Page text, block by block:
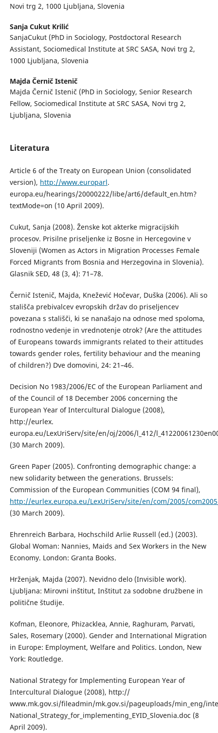
Novi trg 2, 1000 Ljubljana, Slovenia
Sanja Cukut Krilić
SanjaCukut (PhD in Sociology, Postdoctoral Research
Assistant, Sociomedical Institute at SRC SASA, Novi trg 2,
1000 Ljubljana, Slovenia
Majda Černič Istenič
Majda Černič Istenič (PhD in Sociology, Senior Research
Fellow, Sociomedical Institute at SRC SASA, Novi trg 2,
Ljubljana, Slovenia
Literatura
Article 6 of the Treaty on European Union (consolidated
version), http://www.europarl.
europa.eu/hearings/20000222/libe/art6/default_en.htm?
textMode=on (10 April 2009).
Cukut, Sanja (2008). Ženske kot akterke migracijskih
procesov. Prisilne priseljenke iz Bosne in Hercegovine v
Sloveniji (Women as Actors in Migration Processes Female
Forced Migrants from Bosnia and Herzegovina in Slovenia).
Glasnik SED, 48 (3, 4): 71–78.
Černič Istenič, Majda, Knežević Hočevar, Duška (2006). Ali so
stališča prebivalcev evropskih držav do priseljencev
povezana s stališči, ki se nanašajo na odnose med spoloma,
rodnostno vedenje in vrednotenje otrok? (Are the attitudes
of Europeans towards immigrants related to their attitudes
towards gender roles, fertility behaviour and the meaning
of children?) Dve domovini, 24: 21–46.
Decision No 1983/2006/EC of the European Parliament and
of the Council of 18 December 2006 concerning the
European Year of Intercultural Dialogue (2008),
http://eurlex.
europa.eu/LexUriServ/site/en/oj/2006/l_412/
(30 March 2009).
Green Paper (2005). Confronting demographic change: a
new solidarity between the generations. Brussels:
Commission of the European Communities (COM 94 final),
http://eurlex.europa.eu/LexUriServ/site/en/com/2005/
(30 March 2009).
Ehrenreich Barbara, Hochschild Arlie Russell (ed.) (2003).
Global Woman: Nannies, Maids and Sex Workers in the New
Economy. London: Granta Books.
Hrženjak, Majda (2007). Nevidno delo (Invisible work).
Ljubljana: Mirovni inštitut, Inštitut za sodobne družbene in
politične študije.
Kofman, Eleonore, Phizacklea, Annie, Raghuram, Parvati,
Sales, Rosemary (2000). Gender and International Migration
in Europe: Employment, Welfare and Politics. London, New
York: Routledge.
National Strategy for Implementing European Year of
Intercultural Dialogue (2008), http://
www.mk.gov.si/fileadmin/mk.gov.si/pageuploads/min_eng/
National_Strategy_for_implementing_EYID_Slovenia.doc (8
April 2009).